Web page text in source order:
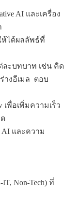
AI และเครื่อง
ห้ได้ผลลัพธ์ที่
ละบทบาท เช่น คิด
างอีเมล ตอบ
เพื่อเพิ่มความเร็ว
AI และความ
Non-Tech) ที่